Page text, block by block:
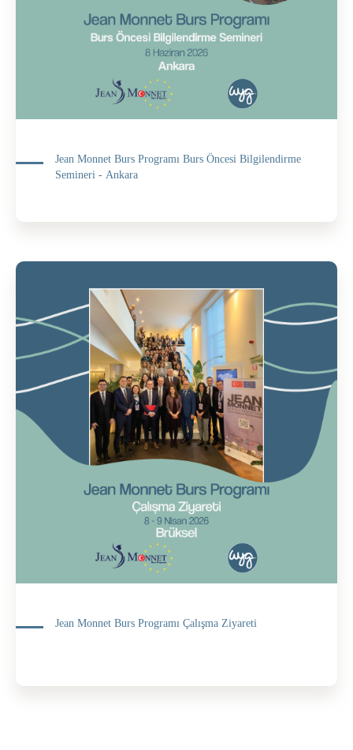
Jean Monnet Burs Programı Burs Öncesi Bilgilendirme
Semineri - Ankara
Jean Monnet Burs Programı Çalışma Ziyareti